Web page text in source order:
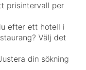
prisintervall per
efter ett hotell i
Välj det
din sökning